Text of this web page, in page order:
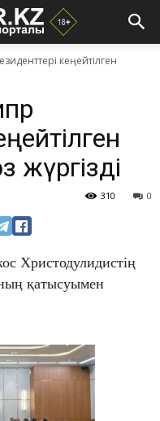
кеңейтілген
жүргізді
0
310
Христодулидистің
қатысуымен